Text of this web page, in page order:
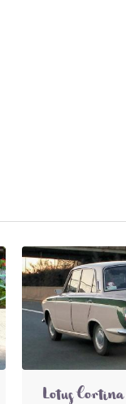
Lotus Cortina